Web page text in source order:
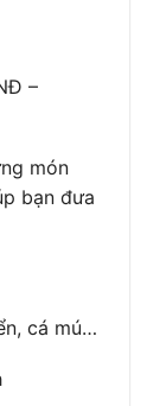
–
món
bạn đưa
cá mú…